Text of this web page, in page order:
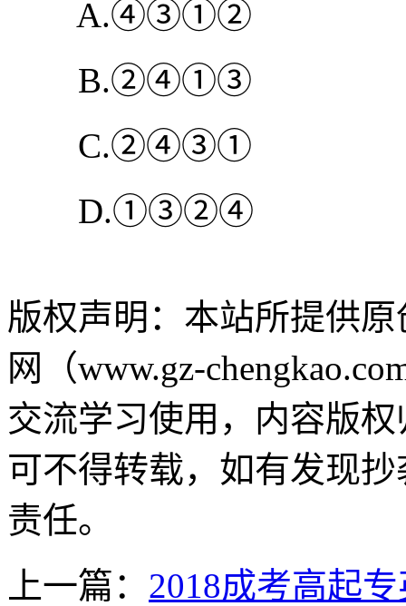
A.④③①②
B.②④①③
C.②④③①
D.①③②④
版权声明： 本站所提供
网（www.gz-
交流学习使用，内容版
可不得转载，如有发现
责任。
上一篇： 2018成考高起